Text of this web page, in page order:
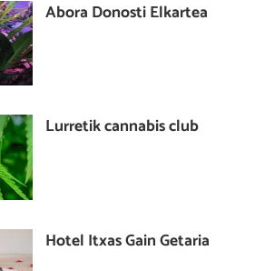
Abora Donosti Elkartea
Lurretik cannabis club
Hotel Itxas Gain Getaria